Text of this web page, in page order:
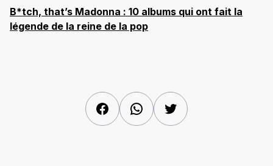
B*tch, that’s Madonna : 10 albums qui ont fait la
légende de la reine de la pop
FacebookWhatsAppTwitter